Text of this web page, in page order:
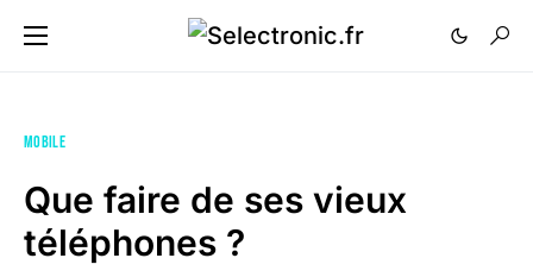
MOBILE
Que faire de ses vieux
téléphones ?